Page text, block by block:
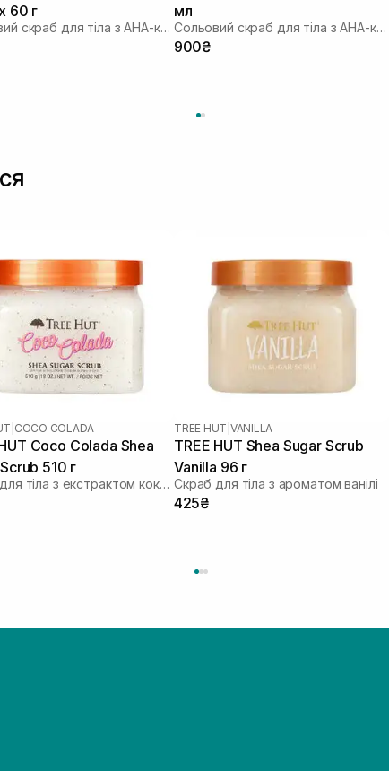
60 г
Сольовий скраб для тіла з AHA-кислотами
мл
Сольовий скраб для тіла з AHA-кислотами
900₴
COCO COLADA
Coco Colada Shea
510 г
Скраб для тіла з екстрактом кокоса та ананаса
TREE HUT VANILLA
TREE HUT Shea Sugar Scrub
Vanilla 96 г
Скраб для тіла з ароматом ванілі
425₴